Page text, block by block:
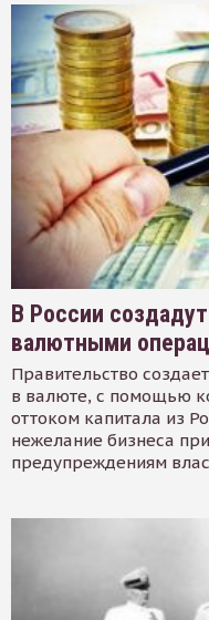
В России
валютными
Правительство
в валюте, с помощью
оттоком капитала из
нежелание бизнеса
предупреждениям